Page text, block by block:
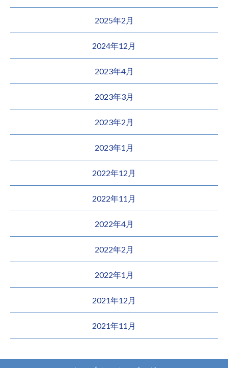
2025年2月
2024年12月
2023年4月
2023年3月
2023年2月
2023年1月
2022年12月
2022年11月
2022年4月
2022年2月
2022年1月
2021年12月
2021年11月